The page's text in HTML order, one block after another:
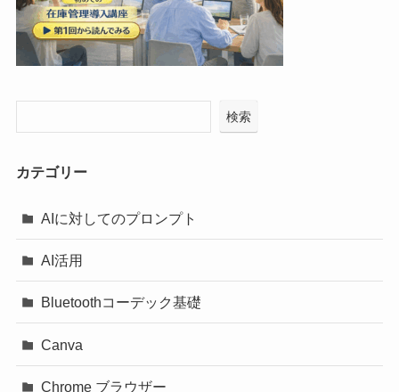
検索
カテゴリー
AIに対してのプロンプト
AI活用
Bluetoothコーデック基礎
Canva
Chrome ブラウザー